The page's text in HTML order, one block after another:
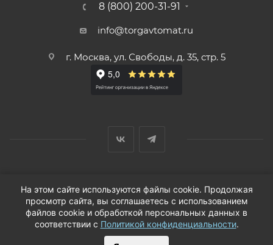
8 (800) 200-31-91
info@torgavtomat.ru
г. Москва, ул. Свободы, д. 35, стр. 5
© ООО «Вендорс», 1999-2026 г.
На этом сайте используются файлы cookie. Продолжая
просмотр сайта, вы соглашаетесь с использованием
файлов cookie и обработкой персональных данных в
соответствии с Политикой конфиденциальности.